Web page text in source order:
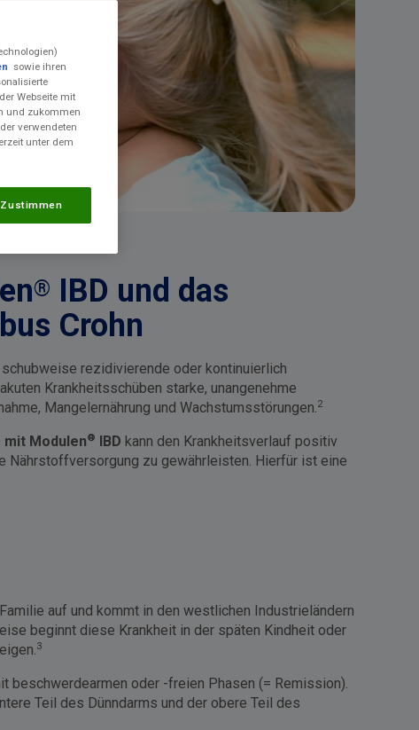
® IBD und das
Crohn
schubweise rezidivierende oder kontinuierlich
Krankheitsschüben starke, unangenehme
Mangelernährung und Wachstumsstörungen.2
Modulen® IBD kann den Krankheitsverlauf positiv
Nährstoffversorgung zu gewährleisten. Hierfür ist eine
auf und kommt in den westlichen Industrieländern
beginnt diese Krankheit in der späten Kindheit oder
3
beschwerdearmen oder -freien Phasen (= Remission).
Teil des Dünndarms und der obere Teil des
sowie ihren
Webseite mit
und zukommen
verwendeten
unter dem
Zustimmen